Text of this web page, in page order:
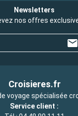
Newsletters
nos offres
Croisieres.fr
voyage spécialisée
Service client :